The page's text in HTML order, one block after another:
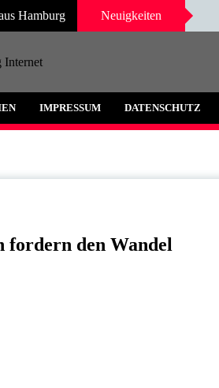
Hamburg Neuigkeiten
IMPRESSUM DATENSCHUTZ
fordern den Wandel